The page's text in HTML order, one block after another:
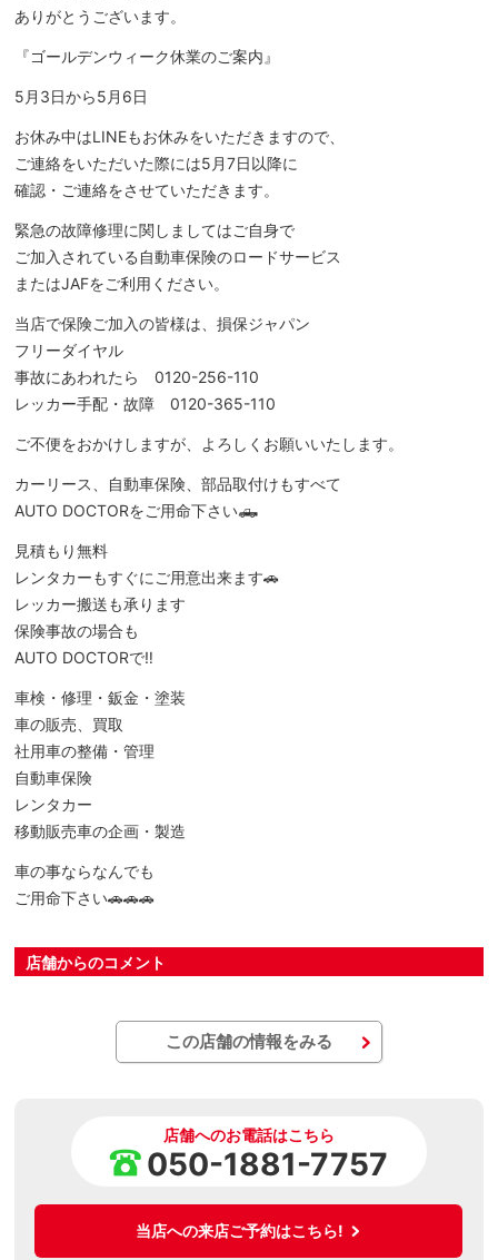
ありがとうございます。
『ゴールデンウィーク休業のご案内』
5月3日から5月6日
お休み中はLINEもお休みをいただきますので、
ご連絡をいただいた際には5月7日以降に
確認・ご連絡をさせていただきます。
緊急の故障修理に関しましてはご自身で
ご加入されている自動車保険のロードサービス
またはJAFをご利用ください。
当店で保険ご加入の皆様は、損保ジャパン
フリーダイヤル
事故にあわれたら 0120-256-110
レッカー手配・故障 0120-365-110
ご不便をおかけしますが、よろしくお願いいたします。
カーリース、自動車保険、部品取付けもすべて
AUTO DOCTORをご用命下さい🛻
見積もり無料
レンタカーもすぐにご用意出来ます🚗
レッカー搬送も承ります
保険事故の場合も
AUTO DOCTORで‼️
車検・修理・鈑金・塗装
車の販売、買取
社用車の整備・管理
自動車保険
レンタカー
移動販売車の企画・製造
車の事ならなんでも
ご用命下さい🚗🚗🚗
店舗からのコメント
この店舗の情報をみる
店舗へのお電話はこちら
050-1881-7757
当店への来店ご予約はこちら!